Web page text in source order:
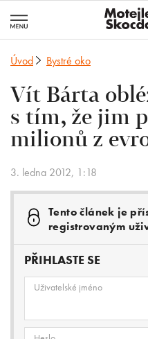
Úvod Bystré oko
Vít Bárta
s tím, že jim
milionů z
3. ledna 2012, 1:18
Tento článek je
registrovaným
PŘIHLASTE SE
Uživatelské jméno